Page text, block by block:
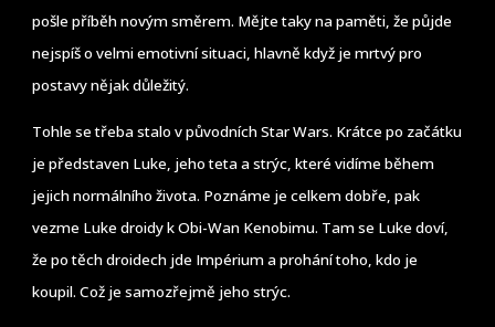
pošle příběh novým směrem. Mějte taky na paměti, že půjde
nejspíš o velmi emotivní situaci, hlavně když je mrtvý pro
postavy nějak důležitý.
Tohle se třeba stalo v původních Star Wars. Krátce po začátku
je představen Luke, jeho teta a strýc, které vidíme během
jejich normálního života. Poznáme je celkem dobře, pak
vezme Luke droidy k Obi-Wan Kenobimu. Tam se Luke doví,
že po těch droidech jde Impérium a prohání toho, kdo je
koupil. Což je samozřejmě jeho strýc.